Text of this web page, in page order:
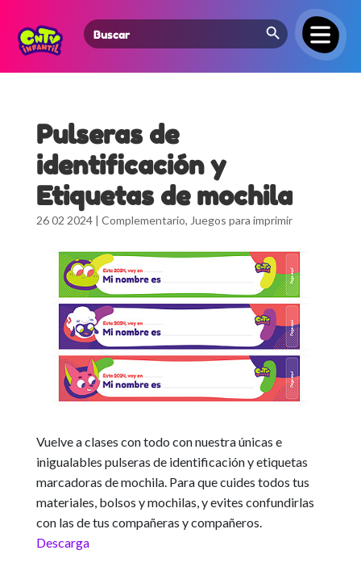
Search
for:
Search Button
Pulseras de
identificación y
Etiquetas de mochila
26 02 2024| Complementario, Juegos para imprimir
Vuelve a clases con todo con nuestra únicas e
inigualables pulseras de identificación y etiquetas
marcadoras de mochila. Para que cuides todos tus
materiales, bolsos y mochilas, y evites confundirlas
con las de tus compañeras y compañeros.
Descarga